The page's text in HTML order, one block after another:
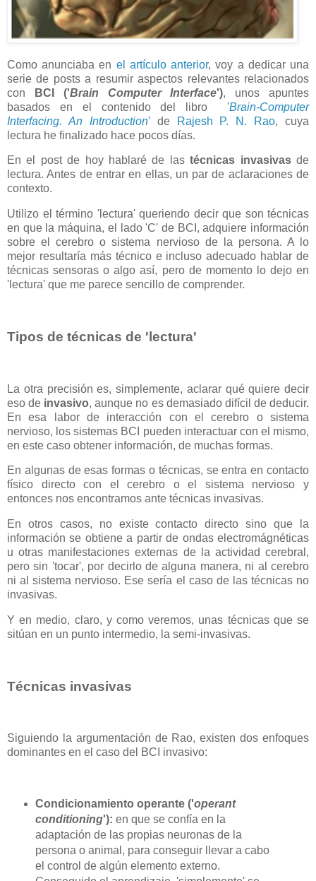
Como anunciaba en el artículo anterior, voy a dedicar una
serie de posts a resumir aspectos relevantes relacionados
con
BCI ('Brain Computer Interface'), unos apuntes
basados en el contenido del libro 'Brain-Computer
Interfacing. An Introduction' de Rajesh P. N. Rao, cuya
lectura he finalizado hace pocos días.
En el post de hoy hablaré de lastécnicas invasivasde
lectura. Antes de entrar en ellas, un par de aclaraciones de
contexto.
Utilizo el término 'lectura' queriendo decir que son técnicas
en que la máquina, el lado 'C' de BCI, adquiere información
sobre el cerebro o sistema nervioso de la persona. A lo
mejor resultaría más técnico e incluso adecuado hablar de
técnicas sensoras o algo así, pero de momento lo dejo en
'lectura' que me parece sencillo de comprender.
Tipos de técnicas de 'lectura'
La otra precisión es, simplemente, aclarar qué quiere decir
eso de invasivo, aunque no es demasiado difícil de deducir.
En esa labor de interacción con el cerebro o sistema
nervioso, los sistemas BCI pueden interactuar con el mismo,
en este caso obtener información, de muchas formas.
En algunas de esas formas o técnicas, se entra en contacto
físico directo con el cerebro o el sistema nervioso y
entonces nos encontramos ante técnicas invasivas.
En otros casos, no existe contacto directo sino que la
información se obtiene a partir de ondas electromágnéticas
u otras manifestaciones externas de la actividad cerebral,
pero sin 'tocar', por decirlo de alguna manera, ni al cerebro
ni al sistema nervioso. Ese sería el caso de las técnicas no
invasivas.
Y en medio, claro, y como veremos, unas técnicas que se
sitúan en un punto intermedio, la semi-invasivas.
Técnicas invasivas
Siguiendo la argumentación de Rao, existen dos enfoques
dominantes en el caso del BCI invasivo:
Condicionamiento operante ('operant
conditioning'): en que se confía en la
adaptación de las propias neuronas de la
persona o animal, para conseguir llevar a cabo
el control de algún elemento externo.